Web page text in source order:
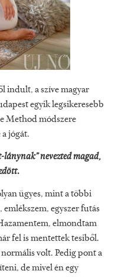
indult, a szíve magyar
egyik legsikeresebb
Method módszere
jógát.
nevezted magad,
ügyes, mint a többi
egyszer futás
elmondtam
fel is mentettek tesiből.
volt. Pedig pont a
de mivel én egy